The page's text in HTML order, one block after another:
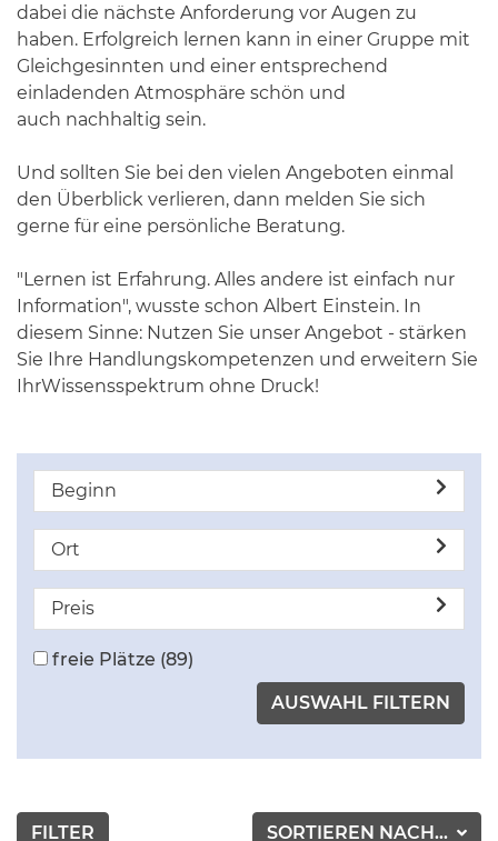
dabei die nächste Anforderung vor Augen zu
haben. Erfolgreich lernen kann in einer Gruppe mit
Gleichgesinnten und einer entsprechend
einladenden Atmosphäre schön und
auch nachhaltig sein.
Und sollten Sie bei den vielen Angeboten einmal
den Überblick verlieren, dann melden Sie sich
gerne für eine persönliche Beratung.
"Lernen ist Erfahrung. Alles andere ist einfach nur
Information", wusste schon Albert Einstein. In
diesem Sinne: Nutzen Sie unser Angebot - stärken
Sie Ihre Handlungskompetenzen und erweitern Sie
IhrWissensspektrum ohne Druck!
Beginn
Ort
Preis
freie Plätze (89)
SORTIEREN NACH...
FILTER